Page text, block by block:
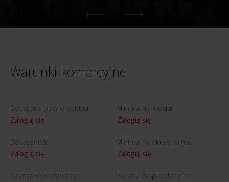
Warunki komercyjne
Dostępna powierzchnia
Zaloguj się
Dostępność
Zaloguj się
Czynsz wywoławczy
Minimalny moduł
Zaloguj się
Minimalny okres najmu
Zaloguj się
Koszty eksploatacyjne